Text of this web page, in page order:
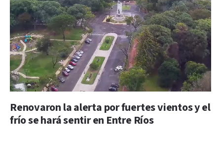
Renovaron la alerta por fuertes vientos y el
frío se hará sentir en Entre Ríos